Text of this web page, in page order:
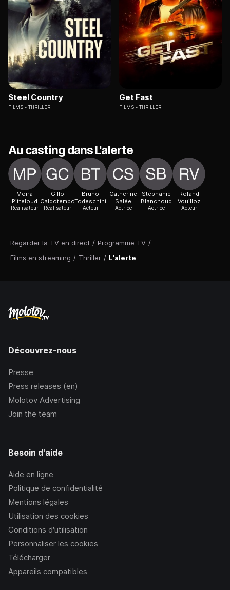
Regarder la TV en direct / Programme TV /
Films en streaming / Thriller / L'alerte
Steel Country
FILMS THRILLER
Get Fast
FILMS THRILLER
Au casting dans L'alerte
Moïra
Pitteloud
Réalisateur
Gillo
Caldotempo
Réalisateur
Bruno
Todeschini
Acteur
Catherine
Salée
Actrice
Stéphanie
Blanchoud
Actrice
Roland
Vouilloz
Acteur
Découvrez-nous
Presse
Press releases (en)
Molotov Advertising
Join the team
Besoin d'aide
Aide en ligne
Politique de confidentialité
Mentions légales
Utilisation des cookies
Conditions d’utilisation
Personnaliser les cookies
Télécharger
Appareils compatibles